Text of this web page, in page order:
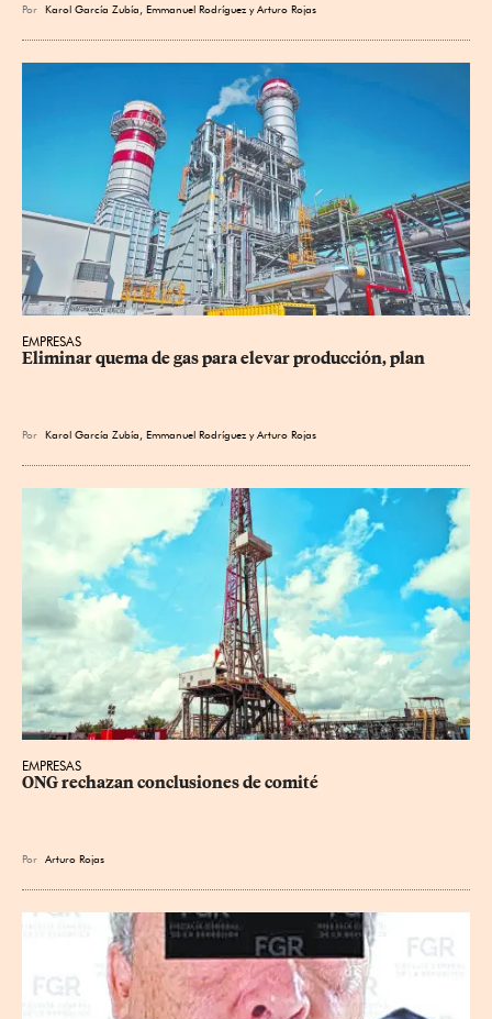
Por Karol García Zubía, Emmanuel Rodríguez yArturo Rojas
EMPRESAS
Eliminar quema de gas para elevar producción, plan
Por Karol García Zubía Emmanuel Rodríguez yArturo Rojas
EMPRESAS
ONG rechazan conclusiones de comité
Por Arturo Rojas